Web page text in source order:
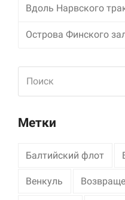
Вдоль Нарвского
Острова Финского
Метки
Балтийский флот
Венкуль